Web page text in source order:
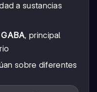
a sustancias
, principal
sobre diferentes